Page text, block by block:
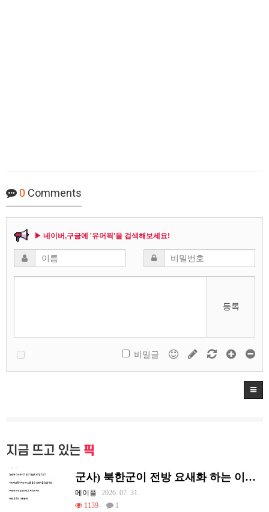
0 Comments
▶ 네이버,구글에 '유머픽'을 검색해보세요!
등록
비밀글
지금 뜨고 있는 픽
군사) 북한군이 전방 요새화 하는 이유.jpg
메이플
2026. 07. 31.
1139
1